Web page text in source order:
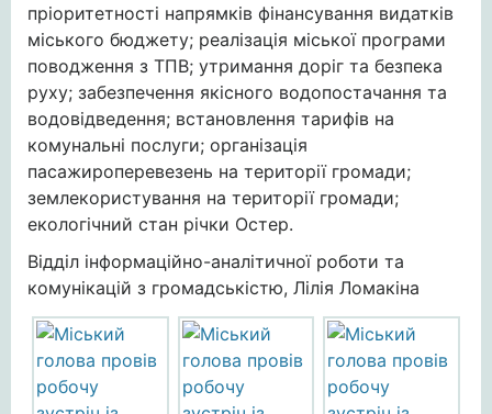
пріоритетності напрямків фінансування видатків
міського бюджету; реалізація міської програми
поводження з ТПВ; утримання доріг та безпека
руху; забезпечення якісного водопостачання та
водовідведення; встановлення тарифів на
комунальні послуги; організація
пасажироперевезень на території громади;
землекористування на території громади;
екологічний стан річки Остер.
Відділ інформаційно-аналітичної роботи та
комунікацій з громадськістю, Лілія Ломакіна